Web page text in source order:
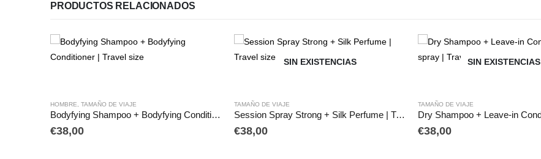
PRODUCTOS RELACIONADOS
HOMBRE TAMAÑO DE VIAJE
Bodyfying Shampoo + Bodyfying Conditioner | Travel size
€38,00
SIN EXISTENCIAS
TAMAÑO DE VIAJE
Session Spray Strong + Silk Perfume | Travel size
€38,00
SIN EXISTENCIAS
TAMAÑO DE VIAJE
€38,00